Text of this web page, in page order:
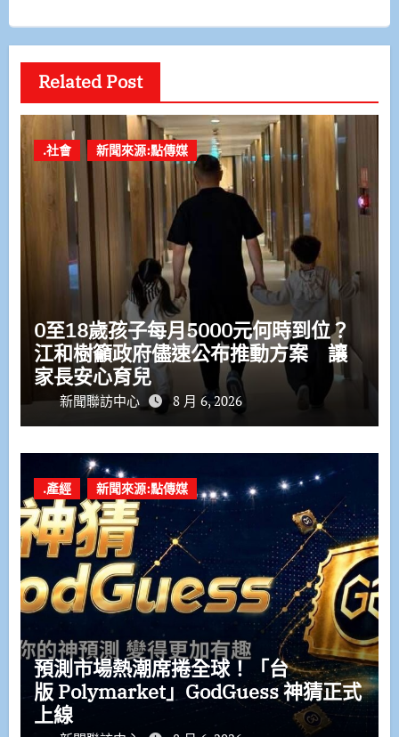
Related Post
.社會 新聞來源:點傳媒
0至18歲孩子每月5000元何時到位？
江和樹籲政府儘速公布推動方案 讓
家長安心育兒
新聞聯訪中心 8 月 6, 2026
.產經 新聞來源:點傳媒
預測市場熱潮席捲全球！「台
版 Polymarket」GodGuess 神猜正式
上線